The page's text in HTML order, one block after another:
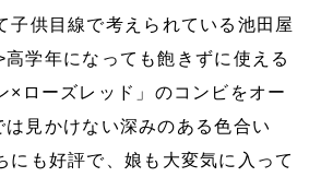
子供目線で考えられている池田屋
学年になっても飽きずに使える
×ローズレッド」のコンビをオー
見かけない深みのある色合い
にも好評で、娘も大変気に入って